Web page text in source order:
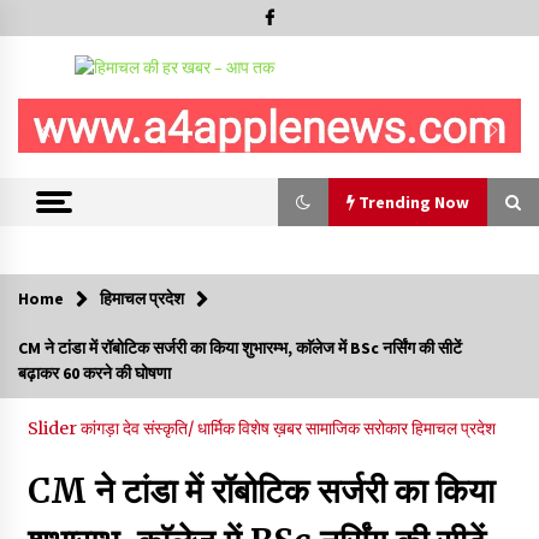
Trending Now
शिमला जिला परिषद चुनाव में देरी पर CM सुक्खू का जयराम ठाकुर पर अटैक,
बोले- सदस्यों को बैठक में भेजने के बजाय पंचकूला क्यों ले गए..?
10/08/2026
Home हिमाचल प्रदेश
CM ने टांडा में रॉबोटिक सर्जरी का किया शुभारम्भ, काॅलेज में BSc नर्सिंग की सीटें
बढ़ाकर 60 करने की घोषणा
Sliderकांगड़ादेव संस्कृति/ धार्मिकविशेष ख़बरसामाजिक सरोकारहिमाचल प्रदेश
CM ने टांडा में रॉबोटिक सर्जरी का किया